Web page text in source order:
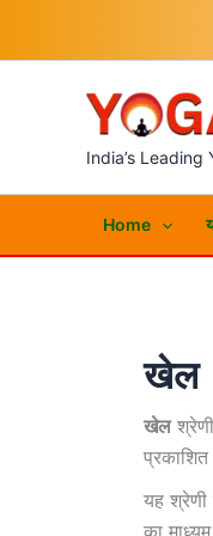
India’s Leading
Home
खेल
खेल
यह श्रेणी
का